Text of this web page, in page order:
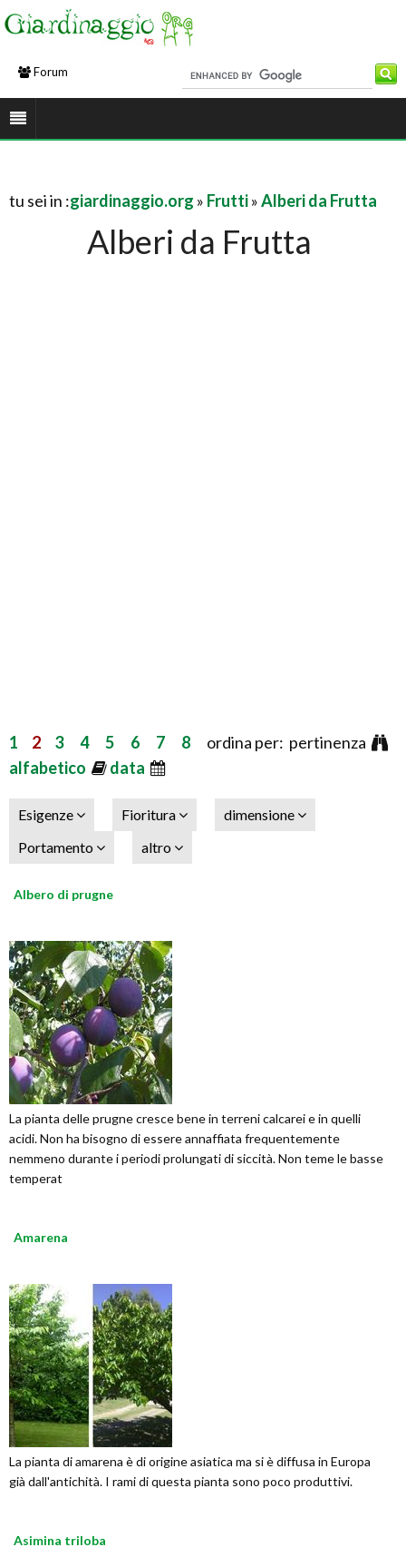
Forum
tu sei in :giardinaggio.org » Frutti»Alberi da Frutta
Alberi da Frutta
1 2 3 4 5 6 7 8 ordina per: pertinenza
alfabetico
data
Esigenze Fioritura
dimensione
Portamento
altro
Albero di prugne
La pianta delle prugne cresce bene in terreni calcarei e in quelli
acidi. Non ha bisogno di essere annaffiata frequentemente
nemmeno durante i periodi prolungati di siccità. Non teme le basse
temperat
Amarena
La pianta di amarena è di origine asiatica ma si è diffusa in Europa
già dall'antichità. I rami di questa pianta sono poco produttivi.
Asimina triloba